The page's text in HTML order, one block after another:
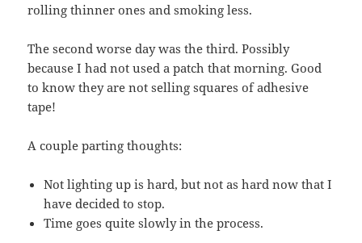
rolling thinner ones and smoking less.
The second worse day was the third. Possibly
because I had not used a patch that morning. Good
to know they are not selling squares of adhesive
tape!
A couple parting thoughts:
Not lighting up is hard, but not as hard now that I
have decided to stop.
Time goes quite slowly in the process.